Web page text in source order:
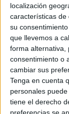
localización
características de
su
que llevemos a
forma alternativa,
consentimiento o
cambiar sus
Tenga en cuenta
personales
tiene el derecho
Chica
¿En qué año
Soy estudiante